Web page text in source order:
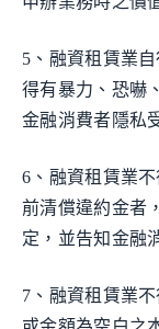
5、融資租賃業
得有暴力、恐嚇
金融消費者隱私
6、融資租賃業
前清償違約金者
定，並告知金融
7、融資租賃業